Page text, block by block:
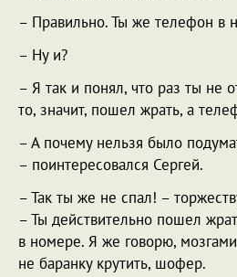
– Правильно. Ты же телефон в
– Ну и?
– Я так и понял, что раз ты не
то, значит, пошел жрать, а
– А почему нельзя было
– поинтересовался Сергей.
– Так ты же не спал! –
– Ты действительно пошел
в номере. Я же говорю, мозгами
не баранку крутить, шофер.